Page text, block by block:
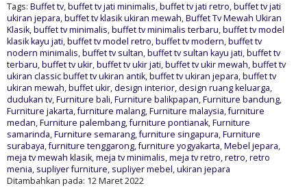
Tags: Buffet tv,buffet tv jati minimalis,buffet tv jati retro,buffet tv jati
ukiran jepara,buffet tv klasik ukiran mewah,Buffet Tv Mewah Ukiran
Klasik,buffet tv minimalis,buffet tv minimalis terbaru,buffet tv model
klasik kayu jati,buffet tv model retro,buffet tv modern,buffet tv
nodern minimalis,buffet tv sultan,buffet tv sultan kayu jati,buffet tv
terbaru,buffet tv ukir,buffet tv ukir jati,buffet tv ukir mewah,buffet tv
ukiran classic buffet tv ukiran antik,buffet tv ukiran jepara,buffet tv
ukiran mewah,buffet ukir,design interior,design ruang keluarga,
dudukan tv,Furniture bali,Furniture balikpapan,Furniture bandung,
Furniture jakarta,furniture malang,Furniture malaysia,furniture
medan,Furniture palembang,furniture pontianak,Furniture
samarinda,Furniture semarang,furniture singapura,Furniture
surabaya,furniture tenggarong,furniture yogyakarta,Mebel jepara,
meja tv mewah klasik,meja tv minimalis,meja tv retro,retro,retro
menia, supliyer furniture, supliyer mebel,ukiran jepara
Ditambahkan pada: 12 Maret 2022